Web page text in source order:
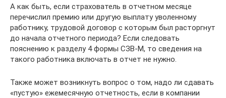
А как быть, если страхователь в отчетном месяце
перечислил премию или другую выплату уволенному
работнику, трудовой договор с которым был расторгнут
до начала отчетного периода? Если следовать
пояснению к разделу 4 формы СЗВ-М, то сведения на
такого работника включать в отчет не нужно.
Также может возникнуть вопрос о том, надо ли сдавать
«пустую» ежемесячную отчетность, если в компании